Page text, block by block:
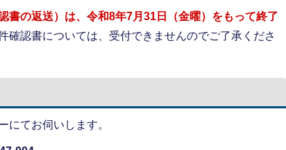
書の返送）は、令和8年7月31日（金曜）をもって終了
確認書については、受付できませんのでご了承くださ
にてお伺いします。